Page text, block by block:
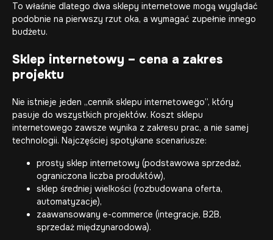
To właśnie dlatego dwa sklepy internetowe mogą wyglądać
podobnie na pierwszy rzut oka, a wymagać zupełnie innego
budżetu.
Sklep internetowy – cena a zakres
projektu
Nie istnieje jeden „cennik sklepu internetowego”, który
pasuje do wszystkich projektów. Koszt sklepu
internetowego zawsze wynika z zakresu prac, a nie samej
technologii. Najczęściej spotykane scenariusze:
prosty sklep internetowy (podstawowa sprzedaż,
ograniczona liczba produktów),
sklep średniej wielkości (rozbudowana oferta,
automatyzacje),
zaawansowany e-commerce (integracje, B2B,
sprzedaż międzynarodowa).